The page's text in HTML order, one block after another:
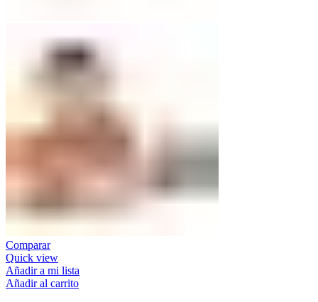
Comparar
Quick view
Añadir a mi lista
Añadir al carrito